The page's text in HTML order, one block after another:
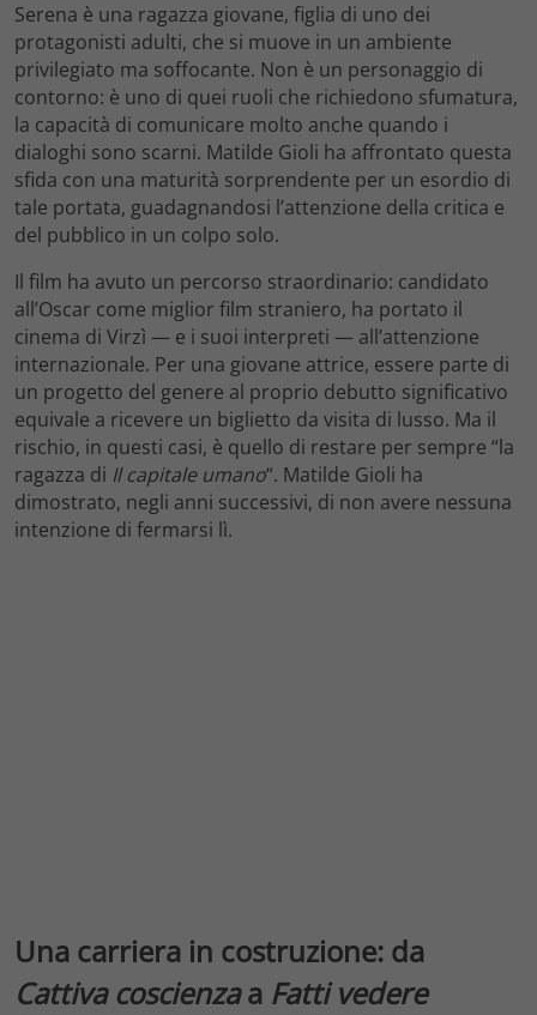
Serena è una ragazza giovane, figlia di uno dei
protagonisti adulti, che si muove in un ambiente
privilegiato ma soffocante. Non è un personaggio di
contorno: è uno di quei ruoli che richiedono sfumatura,
la capacità di comunicare molto anche quando i
dialoghi sono scarni. Matilde Gioli ha affrontato questa
sfida con una maturità sorprendente per un esordio di
tale portata, guadagnandosi l’attenzione della critica e
del pubblico in un colpo solo.
Il film ha avuto un percorso straordinario: candidato
all’Oscar come miglior film straniero, ha portato il
cinema di Virzì — e i suoi interpreti — all’attenzione
internazionale. Per una giovane attrice, essere parte di
un progetto del genere al proprio debutto significativo
equivale a ricevere un biglietto da visita di lusso. Ma il
rischio, in questi casi, è quello di restare per sempre “la
ragazza di Il capitale umano“. Matilde Gioli ha
dimostrato, negli anni successivi, di non avere nessuna
intenzione di fermarsi lì.
Una carriera in costruzione: da
Cattiva coscienzaa Fatti vedere